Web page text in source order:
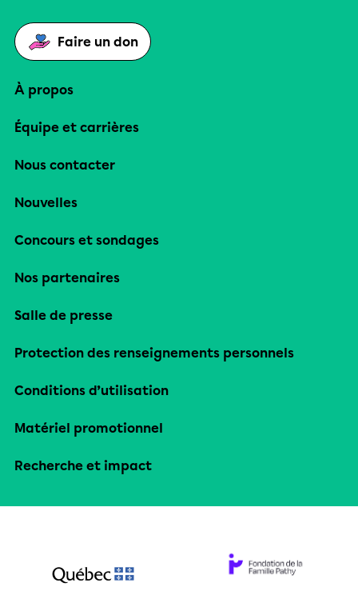
Faire un don
À propos
Équipe et carrières
Nous contacter
Nouvelles
Concours et sondages
Nos partenaires
Salle de presse
Protection des renseignements personnels
Conditions d’utilisation
Matériel promotionnel
Recherche et impact